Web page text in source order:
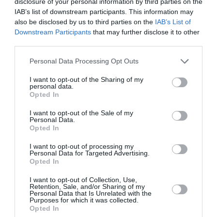
IAB’s list of downstream participants. This information may
also be disclosed by us to third parties on the IAB’s List of
Downstream Participants that may further disclose it to other
Personal Data Processing Opt Outs
I want to opt-out of the Sharing of my
personal data.
Opted In
I want to opt-out of the Sale of my
Personal Data.
Opted In
I want to opt-out of processing my
Personal Data for Targeted Advertising.
Opted In
I want to opt-out of Collection, Use,
Retention, Sale, and/or Sharing of my
Personal Data that Is Unrelated with the
Purposes for which it was collected.
Opted In
είδους συνδυασμούς.
Συνταγές με πρωτεΐνη
Η φυτική διατροφή κερδίζει συνεχώς νέο κοινό
που αναζητά συνταγές για να πάρουν τα
θρεπτικά συστατικά τους, ενώ τρώνε λιγότερο
συνταγές ενισχυμένες με πρωτεΐνες, όπως
smoothies ή το σεϊτάν.
Ένα πιο εξατομικευμένο πιάτο
Καθώς γνωρίζουμε περισσότερο με το σώμα μας,
πολλοί από εμάς αναγνωρίζουμε ποιες τροφές